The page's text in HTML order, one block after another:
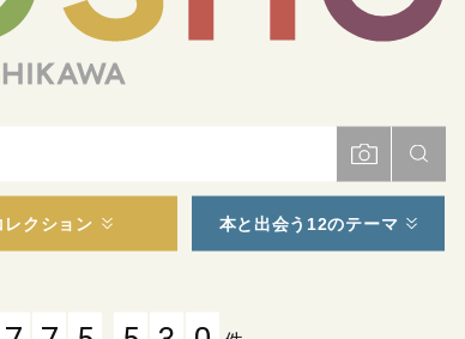
レクション 本と出会う12のテーマ